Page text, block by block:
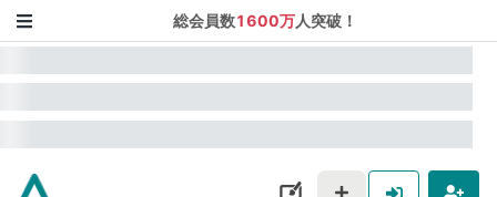
総会員数1600万人突破！